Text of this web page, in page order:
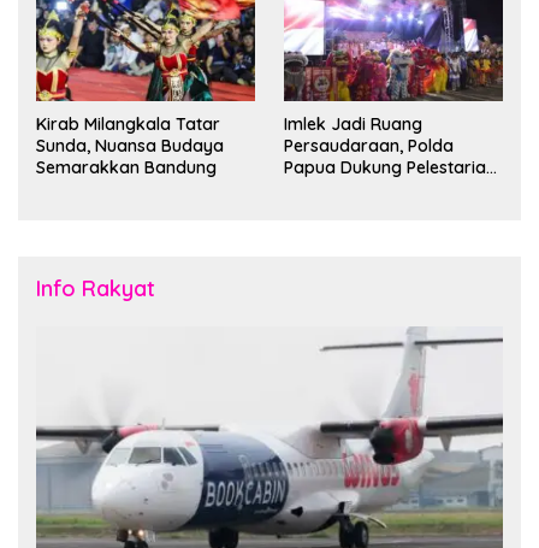
Kirab Milangkala Tatar
Sunda, Nuansa Budaya
Semarakkan Bandung
Imlek Jadi Ruang
Persaudaraan, Polda
Papua Dukung Pelestarian
Info Rakyat